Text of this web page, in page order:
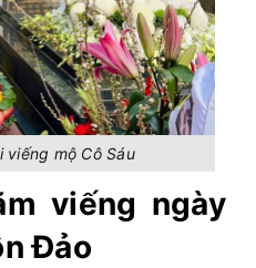
mộ Cô Sáu
viếng ngày
Đảo